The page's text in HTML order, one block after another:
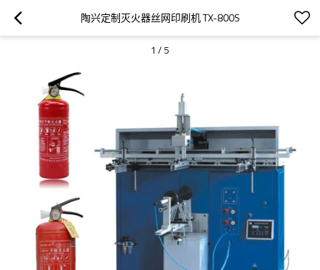
陶兴定制灭火器丝网印刷机 TX-800S
1 / 5